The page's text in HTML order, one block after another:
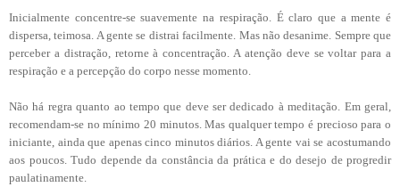
Inicialmente concentre-se suavemente na respiração. É claro que a mente é
dispersa, teimosa. A gente se distrai facilmente. Mas não desanime. Sempre que
perceber a distração, retorne à concentração. A atenção deve se voltar para a
respiração e a percepção do corpo nesse momento.
Não há regra quanto ao tempo que deve ser dedicado à meditação. Em geral,
recomendam-se no mínimo 20 minutos. Mas qualquer tempo é precioso para o
iniciante, ainda que apenas cinco minutos diários. A gente vai se acostumando
aos poucos. Tudo depende da constância da prática e do desejo de progredir
paulatinamente.